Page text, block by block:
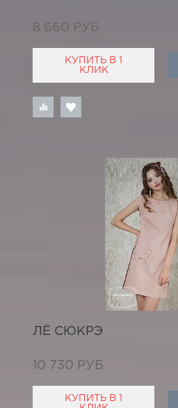
8 660 РУБ
КУПИТЬ В 1
КЛИК
ЛЁ СЮКРЭ
10 730 РУБ
КУПИТЬ В 1